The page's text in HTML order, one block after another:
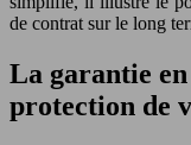
de contrat sur le long
La garantie en
protection de